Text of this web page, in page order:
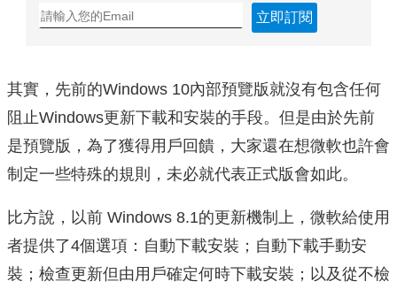
立即訂閱
其實，先前的Windows 10內部預覽版就沒有包含任何
阻止Windows更新下載和安裝的手段。但是由於先前
是預覽版，為了獲得用戶回饋，大家還在想微軟也許會
制定一些特殊的規則，未必就代表正式版會如此。
比方說，以前 Windows 8.1的更新機制上，微軟給使用
者提供了4個選項：自動下載安裝；自動下載手動安
裝；檢查更新但由用戶確定何時下載安裝；以及從不檢